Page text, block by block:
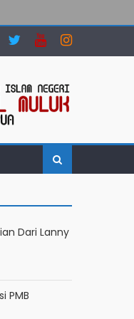
Dari Lanny
PMB